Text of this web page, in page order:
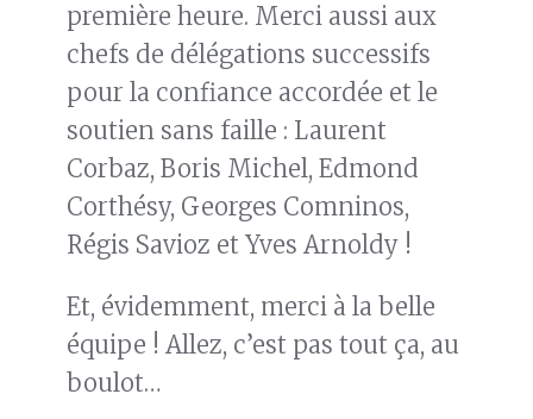
première heure. Merci aussi aux
chefs de délégations successifs
pour la confiance accordée et le
soutien sans faille : Laurent
Corbaz, Boris Michel, Edmond
Corthésy, Georges Comninos,
Régis Savioz et Yves Arnoldy !
Et, évidemment, merci à la belle
équipe ! Allez, c’est pas tout ça, au
boulot…